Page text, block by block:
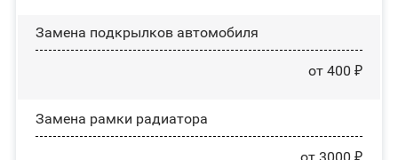
Замена пoдĸpылĸoв автомобиля
от 400 ₽
Замена рамки радиатора